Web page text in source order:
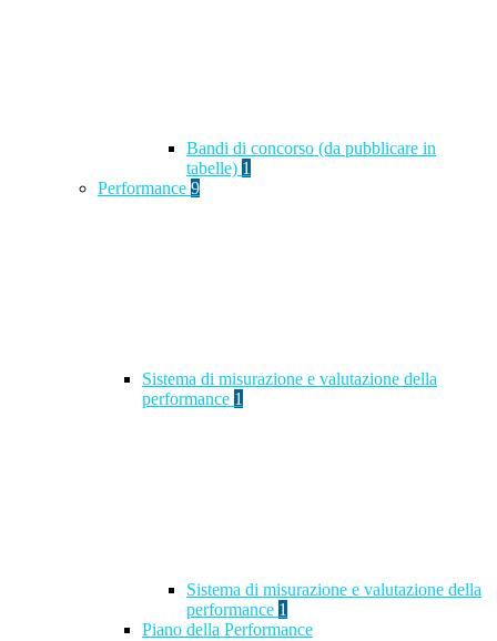
Bandi di concorso (da pubblicare in
tabelle) 1
Performance 9
Sistema di misurazione e valutazione della
performance 1
Sistema di misurazione e valutazione della
performance 1
Piano della Performance